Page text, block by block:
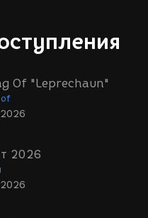
Of "Leprechaun"
of
2026